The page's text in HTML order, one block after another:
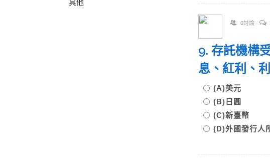
其他
0討論
9. 存託機構
息、紅利、
(A)美元
(B)日圓
(C)新臺幣
(D)外國發行人